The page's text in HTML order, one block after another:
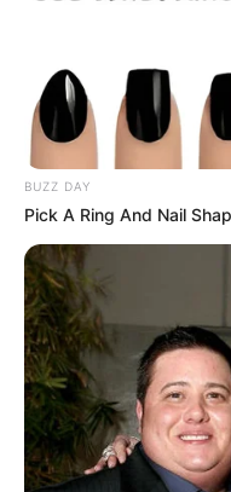
Cari Cepat Info Alutsista
BUZZ DAY
Pick A Ring And Nail